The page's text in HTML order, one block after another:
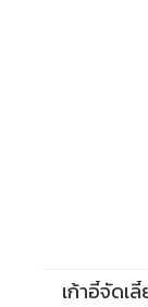
เก้าอี้จัดเ